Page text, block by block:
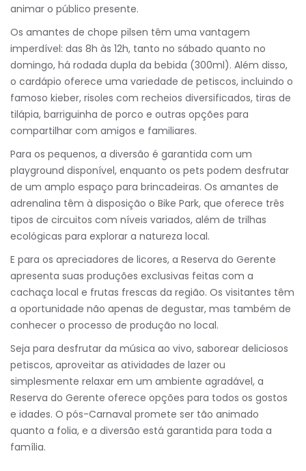
animar o público presente.
Os amantes de chope pilsen têm uma vantagem
imperdível: das 8h às 12h, tanto no sábado quanto no
domingo, há rodada dupla da bebida (300ml). Além disso,
o cardápio oferece uma variedade de petiscos, incluindo o
famoso kieber, risoles com recheios diversificados, tiras de
tilápia, barriguinha de porco e outras opções para
compartilhar com amigos e familiares.
Para os pequenos, a diversão é garantida com um
playground disponível, enquanto os pets podem desfrutar
de um amplo espaço para brincadeiras. Os amantes de
adrenalina têm à disposição o Bike Park, que oferece três
tipos de circuitos com níveis variados, além de trilhas
ecológicas para explorar a natureza local.
E para os apreciadores de licores, a Reserva do Gerente
apresenta suas produções exclusivas feitas com a
cachaça local e frutas frescas da região. Os visitantes têm
a oportunidade não apenas de degustar, mas também de
conhecer o processo de produção no local.
Seja para desfrutar da música ao vivo, saborear deliciosos
petiscos, aproveitar as atividades de lazer ou
simplesmente relaxar em um ambiente agradável, a
Reserva do Gerente oferece opções para todos os gostos
e idades. O pós-Carnaval promete ser tão animado
quanto a folia, e a diversão está garantida para toda a
família.